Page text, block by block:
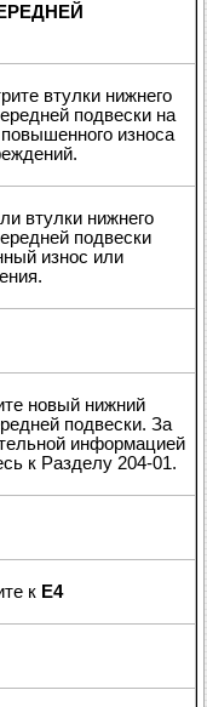
втулки нижнего
подвески на
износа
втулки нижнего
подвески
износ или
новый нижний
подвески. За
информацией
к Разделу 204-01.
к E4